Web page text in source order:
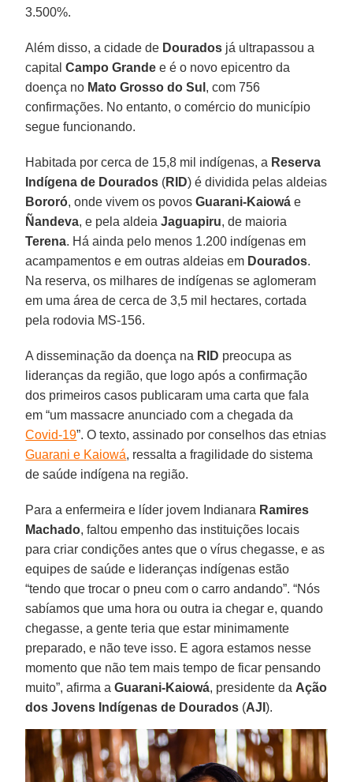
3.500%.
Além disso, a cidade de Dourados já ultrapassou a
capitalCampo Grande e é o novo epicentro da
doença no Mato Grosso do Sul , com 756
confirmações. No entanto, o comércio do município
segue funcionando.
Habitada por cerca de 15,8 mil indígenas, a Reserva
Indígena de Dourados (RID) é dividida pelas aldeias
Bororó, onde vivem os povosGuarani-Kaiowá e
Ñandeva, e pela aldeiaJaguapiru, de maioria
Terena. Há ainda pelo menos 1.200 indígenas em
acampamentos e em outras aldeias em Dourados.
Na reserva, os milhares de indígenas se aglomeram
em uma área de cerca de 3,5 mil hectares, cortada
pela rodovia MS-156.
A disseminação da doença na RID preocupa as
lideranças da região, que logo após a confirmação
dos primeiros casos publicaram uma carta que fala
em “um massacre anunciado com a chegada da
Covid-19”. O texto, assinado por conselhos das etnias
Guarani e Kaiowá, ressalta a fragilidade do sistema
de saúde indígena na região.
Para a enfermeira e líder jovem Indianara Ramires
Machado, faltou empenho das instituições locais
para criar condições antes que o vírus chegasse, e as
equipes de saúde e lideranças indígenas estão
“tendo que trocar o pneu com o carro andando”. “Nós
sabíamos que uma hora ou outra ia chegar e, quando
chegasse, a gente teria que estar minimamente
preparado, e não teve isso. E agora estamos nesse
momento que não tem mais tempo de ficar pensando
muito”, afirma a Guarani-Kaiowá, presidente da Ação
dos Jovens Indígenas de Dourados (AJI).